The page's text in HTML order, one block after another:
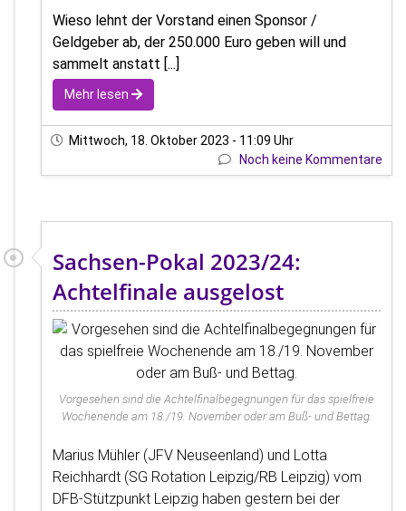
Wieso lehnt der Vorstand einen Sponsor /
Geldgeber ab, der 250.000 Euro geben will und
sammelt anstatt [...]
Mehr lesen
Mittwoch, 18. Oktober 2023 - 11:09 Uhr
Noch keine Kommentare
Sachsen-Pokal 2023/24:
Achtelfinale ausgelost
Vorgesehen sind die Achtelfinalbegegnungen für das spielfreie
Wochenende am 18./19. November oder am Buß- und Bettag.
Marius Mühler (JFV Neuseenland) und Lotta
Reichhardt (SG Rotation Leipzig/RB Leipzig) vom
DFB-Stützpunkt Leipzig haben gestern bei der